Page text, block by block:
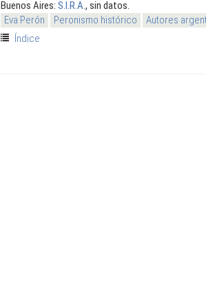
Buenos Aires: S.I.R.A. , sin datos.
Eva Perón
Peronismo histórico
Autores
Índice